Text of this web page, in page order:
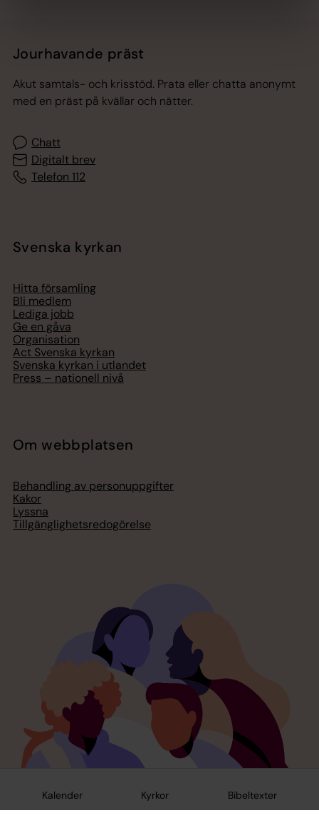
Kalender Kyrkor Bibeltexter
Jourhavande präst
Akut samtals- och krisstöd. Prata eller chatta anonymt
med en präst på kvällar och nätter.
Chatt
Digitalt brev
Telefon 112
Svenska kyrkan
Hitta församling
Bli medlem
Lediga jobb
Ge en gåva
Organisation
Act Svenska kyrkan
Svenska kyrkan i utlandet
Press – nationell nivå
Om webbplatsen
Behandling av personuppgifter
Kakor
Lyssna
Tillgänglighetsredogörelse